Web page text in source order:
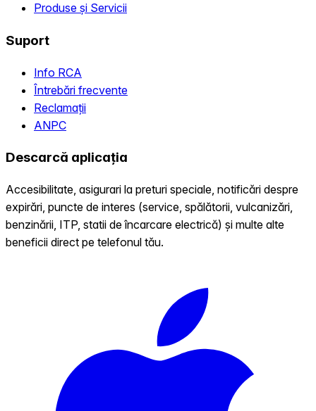
Produse și Servicii
Suport
Info RCA
Întrebări frecvente
Reclamații
ANPC
Descarcă aplicația
Accesibilitate, asigurari la preturi speciale, notificări despre
expirări, puncte de interes (service, spălătorii, vulcanizări,
benzinării, ITP, statii de încarcare electrică) și multe alte
beneficii direct pe telefonul tău.